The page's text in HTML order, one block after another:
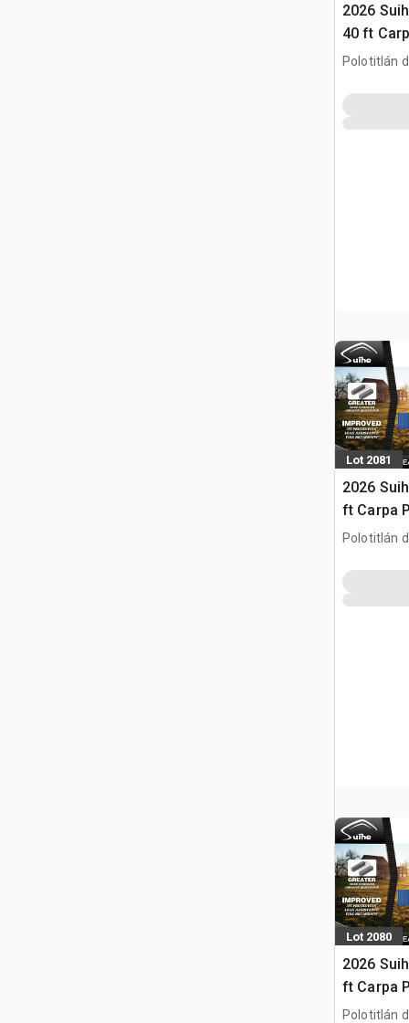
2026
40 ft
Carpa
Polotitlán
Lot 2081
2026
ft Carpa
Carpa
Polotitlán
Lot 2080
2026
ft Carpa
Polotitlán